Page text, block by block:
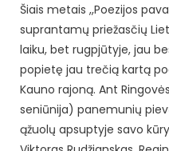
Šiais metais ,,Poezijos
suprantamų priežasčių
laiku, bet rugpjūtyje, jau
popietę jau trečią kartą
Kauno rajoną. Ant
seniūnija) panemunių
ąžuolų apsuptyje savo